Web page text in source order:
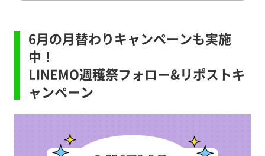
6月の月替わりキャンペーンも実施
中！
LINEMO週穫祭フォロー&リポストキ
ャンペーン